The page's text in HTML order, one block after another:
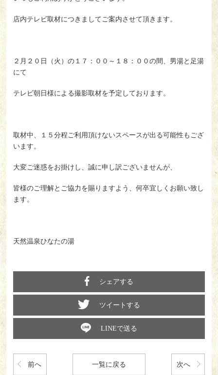
店内テレビ取材につきましてご案内させて頂きます。
２月２０日（火）の１７：００～１８：００の間、男湯と足湯
にて
テレビ朝日様による撮影取材を予定しております。
取材中、１５分程ご利用頂けないスペースが出る可能性もござ
います。
大変ご迷惑をお掛けし、誠に申し訳ございませんが、
皆様のご理解とご協力を賜りますよう、何卒宜しくお願い致し
ます。
天然温泉ひなたの湯
シェアする
ツイートする
LINEで送る
前へ 一覧に戻る 次へ